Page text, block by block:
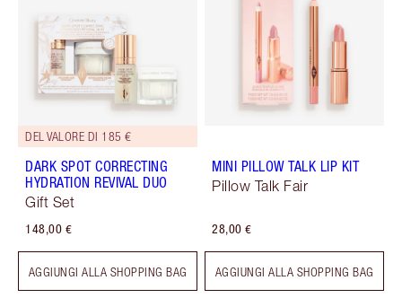
DEL VALORE DI 185 €
DARK SPOT CORRECTING
HYDRATION REVIVAL DUO
Gift Set
148,00 €
AGGIUNGI ALLA SHOPPING BAG
MINI PILLOW TALK LIP KIT
Pillow Talk Fair
28,00 €
AGGIUNGI ALLA SHOPPING BAG